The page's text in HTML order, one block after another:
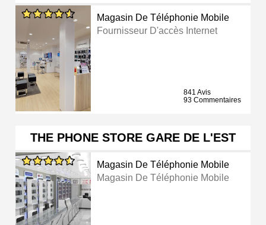
Magasin De Téléphonie Mobile
Fournisseur D'accès Internet
841 Avis
93 Commentaires
THE PHONE STORE GARE DE L'EST
Magasin De Téléphonie Mobile
Magasin De Téléphonie Mobile